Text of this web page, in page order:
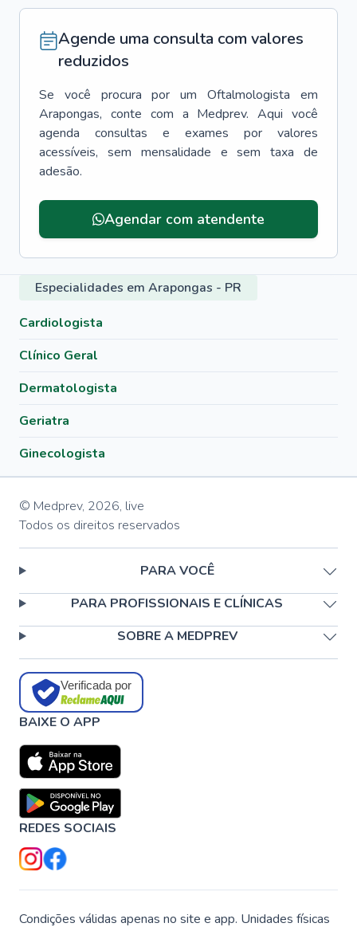
Agende uma consulta com valores
reduzidos
Se você procura por um Oftalmologista
em
Arapongas, conte com a Medprev. Aqui você
agenda consultas e exames por valores
acessíveis, sem mensalidade e sem taxa de
adesão.
Agendar com atendente
Especialidades em Arapongas - PR
Cardiologista
Clínico Geral
Dermatologista
Geriatra
Ginecologista
© Medprev, 2026, live
Todos os direitos reservados
PARA VOCÊ
PARA PROFISSIONAIS E CLÍNICAS
SOBRE A MEDPREV
Verificada por
BAIXE O APP
REDES SOCIAIS
Condições válidas apenas no site e app. Unidades físicas